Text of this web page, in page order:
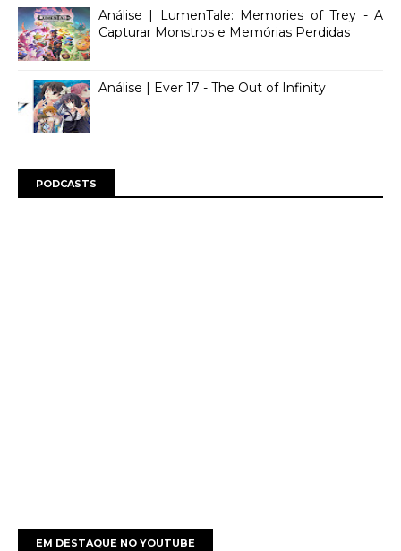
Análise | LumenTale: Memories of Trey - A
Capturar Monstros e Memórias Perdidas
Análise | Ever 17 - The Out of Infinity
PODCASTS
EM DESTAQUE NO YOUTUBE